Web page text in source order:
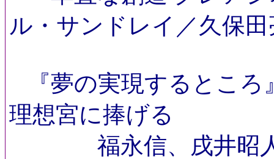
ル・サンドレイ／久保
『夢の実現するとこ
理想宮に捧げる
福永信、戌井昭人